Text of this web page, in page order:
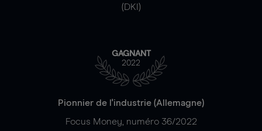
(DKI)
GAGNANT
2022
Pionnier de l'industrie (Allemagne)
Focus Money, numéro 36/2022